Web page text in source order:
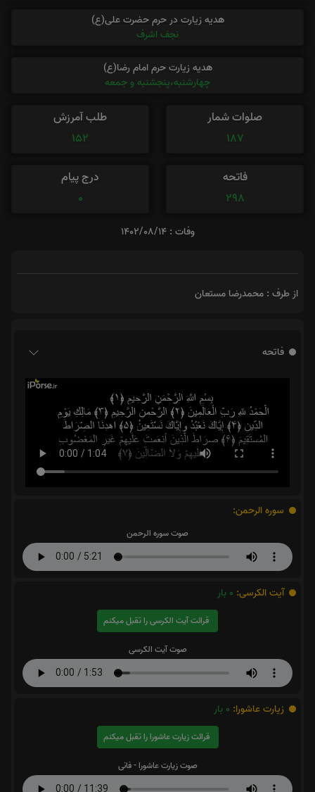
هدیه زیارت در حرم حضرت علی(ع)
نجف اشرف
هدیه زیارت حرم امام رضا(ع)
چهارشنبه،پنجشنبه و جمعه
صلوات شمار
187
طلب آمرزش
152
فاتحه
298
درج پیام
0
وفات : 1402/08/14
از طرف : محمدرضا مستعان
فاتحه
سوره الرحمن:
صوت سوره الرحمن
آیت الکرسی: 0 بار
قرائت آیت الکرسی را تقبل میکنم
صوت آیت الکرسی
زیارت عاشورا: 0 بار
قرائت زیارت عاشورا را تقبل میکنم
صوت زیارت عاشورا - فانی